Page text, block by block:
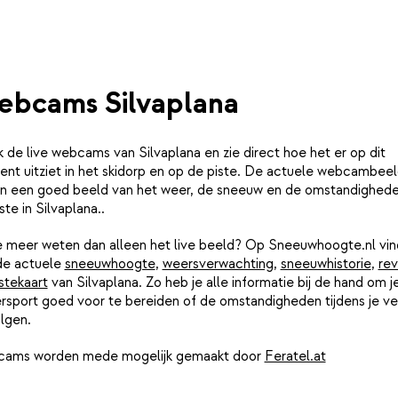
Silvaplana
de live webcams van Silvaplana en zie direct hoe het er op dit
uitziet in het skidorp en op de piste. De actuele
een goed beeld van het weer, de sneeuw en de
in Silvaplana..
meer weten dan alleen het live beeld? Op Sneeuwhoogte.nl
actuele sneeuwhoogte, weersverwachting, sneeuwhistorie,
van Silvaplana. Zo heb je alle informatie bij de hand om
goed voor te bereiden of de omstandigheden tijdens je
worden mede mogelijk gemaakt door Feratel.at